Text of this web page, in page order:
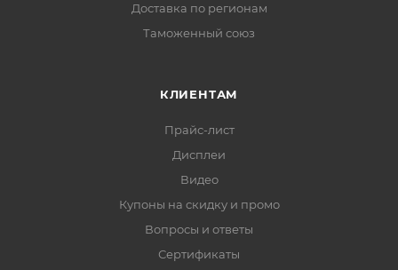
Доставка по регионам
Таможенный союз
КЛИЕНТАМ
Прайс-лист
Дисплеи
Видео
Купоны на скидку и промо
Вопросы и ответы
Сертификаты